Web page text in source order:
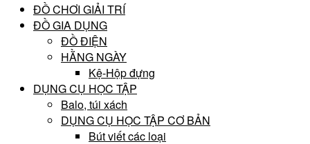
ĐỒ CHƠI GIẢI TRÍ
ĐỒ GIA DỤNG
ĐỒ ĐIỆN
HẰNG NGÀY
Kệ-Hộp đựng
DỤNG CỤ HỌC TẬP
Balo, túi xách
DỤNG CỤ HỌC TẬP CƠ BẢN
Bút viết các loại